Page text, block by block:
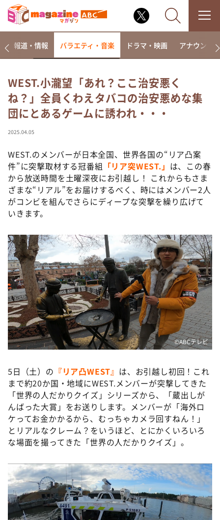
なるみ・岡村の過ぎるTV
相席食堂
これ余談なんですけど・・・
て真剣です
探偵！ナイトスクープ
news おかえり
河合＆A.B.C-Z塚田×福井アナ「なんでやねん！？」
（news おかえり）
本日はダイアンなり！シーズン２
朝だ！生です旅サラダ
教えて！ニュースライブ 正義のミカタ
ＬＩＦＥ～夢のカタチ～
新婚さんいらっしゃい！
ポツンと一軒家
ザキ山小屋本館
アナ回覧板
報道・情報 バラエティ・音楽 ドラマ・映画 アナウンサー
WEST.小瀧望「あれ？ここ治安悪く
ね？」全員くわえタバコの治安悪めな集
団にとあるゲームに誘われ・・・
2025.04.05
WEST.のメンバーが日本全国、世界各国の“リア凸案
件”に突撃取材する冠番組 「リア突WEST.」 は、この春
から放送時間を土曜深夜にお引越し！ これからもさま
ざまな“リアル”をお届けするべく、時にはメンバー2人
がコンビを組んでさらにディープな突撃を繰り広げて
いきます。
©️ABCテレビ
5日（土）の 『リア凸WEST』 は、お引越し初回！これ
まで約20か国・地域にWEST.メンバーが突撃してきた
「世界の人だかりクイズ」シリーズから、「蔵出しが
んばった大賞」をお送りします。メンバーが「海外ロ
ケってお金かかるから、むっちゃカメラ回すねん！」
とリアルなクレーム？をいうほど、とにかくいろいろ
な場面を撮ってきた「世界の人だかりクイズ」。